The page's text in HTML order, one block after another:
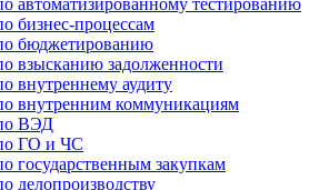
бизнес-процессам
бюджетированию
взысканию задолженности
внутреннему аудиту
внутренним коммуникациям
ВЭД
ГО и ЧС
государственным закупкам
делопроизводству